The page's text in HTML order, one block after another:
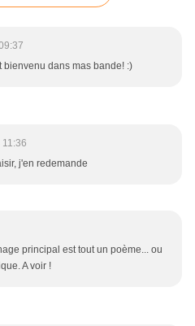
bienvenu dans mas bande! :)
j'en redemande
principal est tout un poème... ou
A voir !